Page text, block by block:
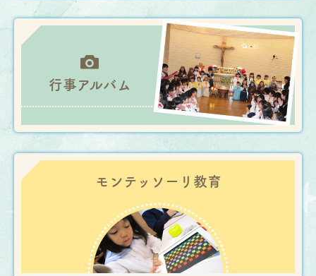
行事アルバム
モンテッソーリ 教育